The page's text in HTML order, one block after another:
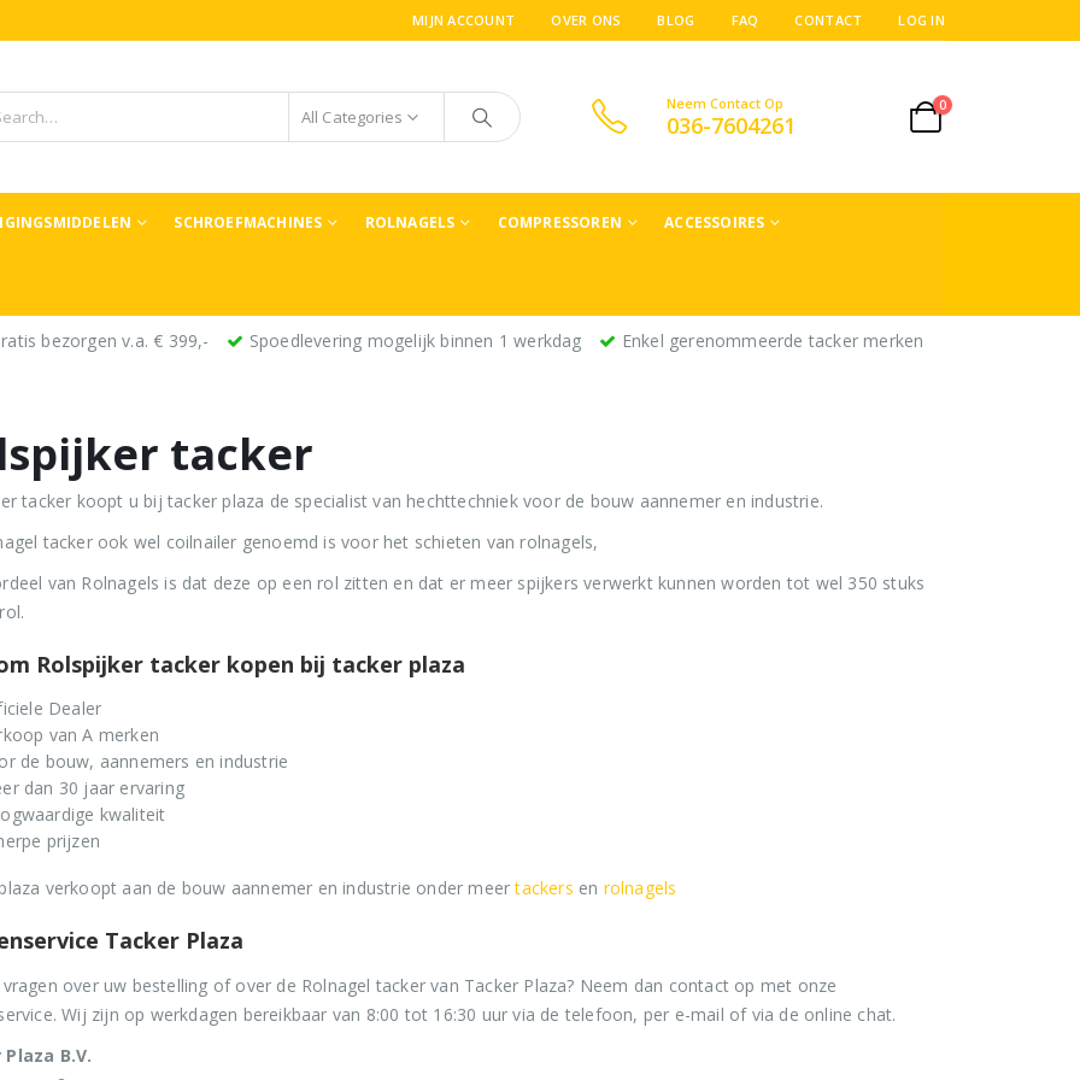
MIJN ACCOUNT OVER ONS BLOG FAQ CONTACT LOG IN
All Categories
Neem Contact Op
036-7604261
0
SCHROEFMACHINES ROLNAGELS COMPRESSOREN ACCESSOIRES
bezorgen v.a. € 399,- Spoedlevering mogelijk binnen 1 werkdag Enkel gerenommeerde tacker merken
tacker
tacker koopt u bij tacker plaza de specialist van hechttechniek voor de bouw aannemer en industrie.
tacker ook wel coilnailer genoemd is voor het schieten van rolnagels,
van Rolnagels is dat deze op een rol zitten en dat er meer spijkers verwerkt kunnen worden tot wel 350 stuks
Rolspijker tacker kopen bij tacker plaza
Dealer
van A merken
de bouw, aannemers en industrie
dan 30 jaar ervaring
kwaliteit
prijzen
verkoopt aan de bouw aannemer en industrie onder meertackers en rolnagels
Tacker Plaza
over uw bestelling of over de Rolnagel tacker van Tacker Plaza? Neem dan contact op met onze
Wij zijn op werkdagen bereikbaar van 8:00 tot 16:30 uur via de telefoon, per e-mail of via de online chat.
B.V.
Stripnagels rondkop 4.2x160mm blank 21° 1250 stuks
incl. BTW)
0out of 5
€88,35
( €106,90incl. BTW)
prijs
prijs
0out of 5
€680,00 Oorspronkelijke
€565,00Huidige
incl. BTW)
0 out of 5
€ 88,35